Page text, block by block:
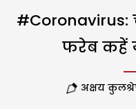
#coronavirus:
फरेब कहें
अक्षय